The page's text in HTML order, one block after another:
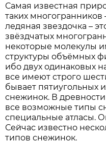
Самая известная
таких
ледяная звездочка –
звёздчатых
некоторые молекулы
структуры объёмных
ибо двух одинаковых
все имеют строго
бывает пятиугольных
снежинок. В
все возможные типы
специальные атласы.
Сейчас известно
типов снежинок.